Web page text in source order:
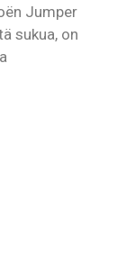
Jumper
sukua, on